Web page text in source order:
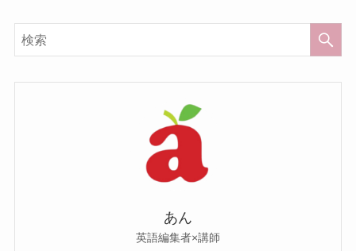
あん
英語編集者×講師